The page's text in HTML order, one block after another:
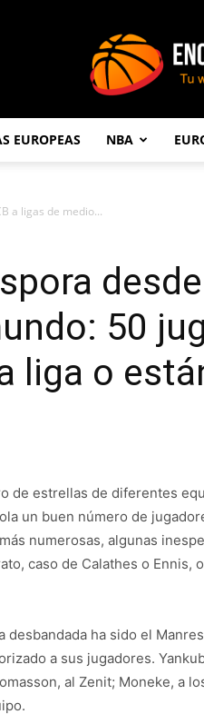
EUROPEAS NBA
a ligas de medio...
50
liga o
de estrellas de diferentes
un buen número de
numerosas, algunas
caso de Calathes o Ennis,
ha sido el
a sus jugadores.
al Zenit; Moneke, a